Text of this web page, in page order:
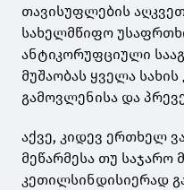
თავისუფლების
სახელმწიფო
ანტიკორუფციული
მუშაობას ყველა
გამოვლენისა და
აქვე, კიდევ ერთხელ
მეწარმესა თუ საჯარო
კეთილსინდისიერად